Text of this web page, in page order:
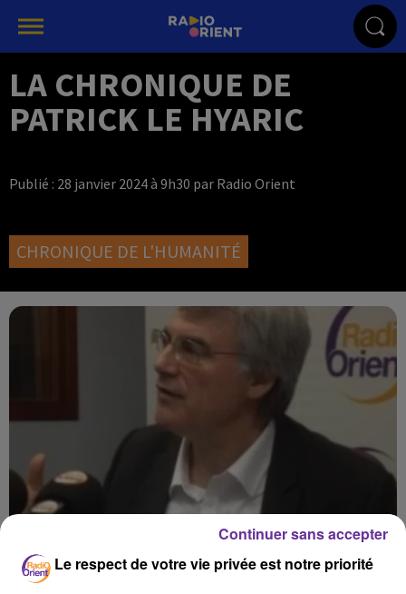
LA CHRONIQUE DE
PATRICK LE HYARIC
Publié : 28 janvier 2024 à 9h30 par Radio Orient
CHRONIQUE DE L'HUMANITÉ
Le respect de votre vie privée est notre priorité
Continuer sans accepter